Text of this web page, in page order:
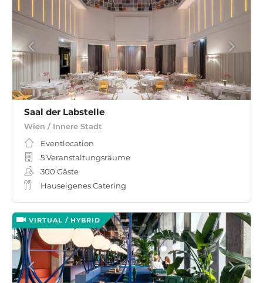
Saal der Labstelle
Wien / Innere Stadt
Eventlocation
5 Veranstaltungsräume
300 Gäste
Hauseigenes Catering
VIRTUAL / HYBRID